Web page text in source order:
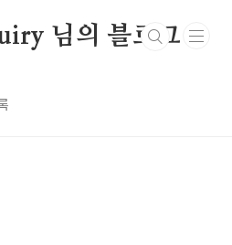
님의 블로그